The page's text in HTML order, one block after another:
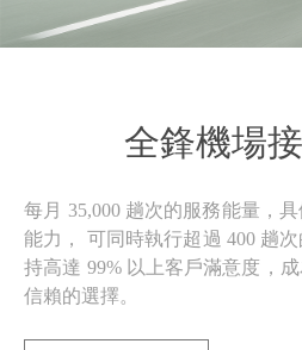
全鋒機場
每月 35,000 趟次的服務能量，
能力，
可同時執行超過 400 趟
持高達 99%以上客戶滿意度，
信賴的選擇。
【2026年星展